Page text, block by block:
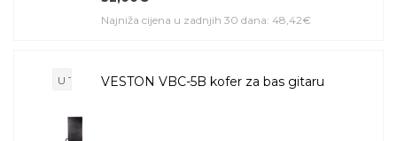
Najniža cijena u zadnjih 30 dana: 48,42€
U TRANZITUVESTON VBC-5B kofer za bas gitaru